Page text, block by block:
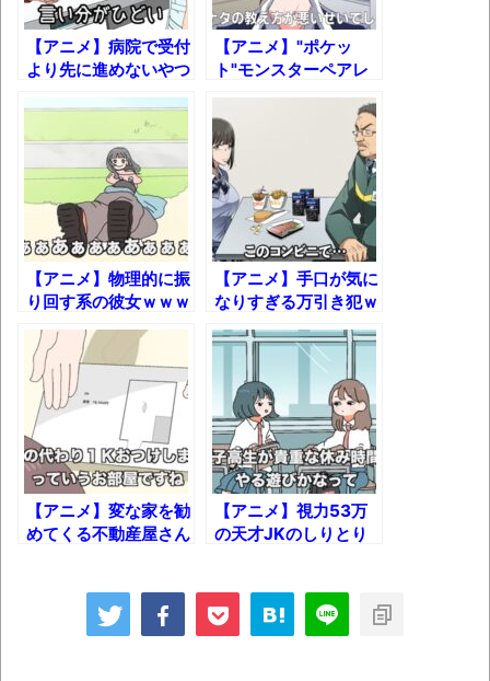
盛で食うぞ！！！うおおおおおおお
お！！！！！」→結
果･････････････････････････････
【動画】カニ、ちょっかい出してきた陰に
ブチギレ
長野県のなめこのデカさが規格外だったｗ
ｗ
新装版「ご冗談でしょう、ファインマンさ
ん（上）（下）」発売
【画像】整形で2400万円超えの美女、水着
グラビアに挑戦
歴ログは10周年ですがnoteに引っ越します
進撃の巨人シーズン7 ファイナルシーズンの
感想
TBS「マツコの知らない世界」スタグル特
ば自分たちで紹介だ！
時代の流れ
【アニメ】病院で受付
より先に進めないやつ
【アニメ】"ポケッ
ト"モンスターペアレ
【アニメ】物理的に振
り回す系の彼女ｗｗｗ
【アニメ】手口が気に
なりすぎる万引き犯ｗ
【アニメ】変な家を勧
めてくる不動産屋さん
【アニメ】視力53万
の天才JKのしりとり